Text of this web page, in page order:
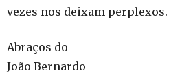
vezes nos deixam perplexos.
Abraços do
João Bernardo